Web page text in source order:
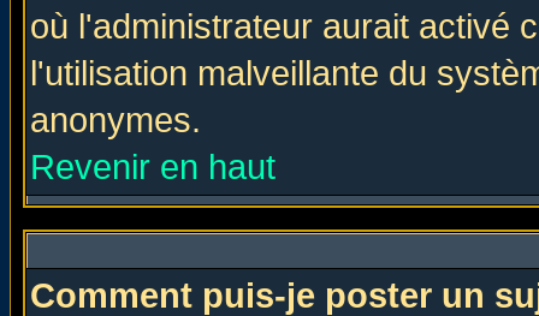
où l'administrateur aurait activé
l'utilisation malveillante du
anonymes.
Revenir en haut
Comment puis-je poster un